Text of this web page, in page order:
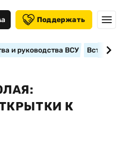
Поддержать
и руководства ВСУ
К